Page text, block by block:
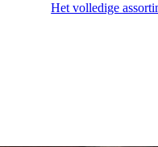
Het volledige